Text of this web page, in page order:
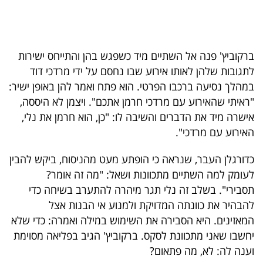
הכלכלי
פודקאסט
40
UNDER
40
שיתופי
פעולה
ברקוביץ' פנה אל השתיים מיד כשפגש בהן והתייחס ישירות
לתגובות שלהן לאותו אירוע שבו נחסם על ידי מרדכי דוד
במהלך נסיעה ברכבו הפרטי. הוא פתח ואמר להן באופן ישיר:
"ראיתי שהאירוע עם מרדכי חרמן אתכם". ויצמן לא היססה,
אישרה מיד את הדברים והשיבה לו: "כן, הוא חרמן את נלי,
האירוע עם מרדכי".
כדורגלן העבר, שנראה כי הופתע מעט מהניסוח, ביקש להבין
לעומק למה השתיים מתכוונות ושאל: "מה זה אומר?
תסבירי". בשלב זה נלי תגר מיהרה להתערב בשיחה כדי
להבהיר את כוונתה המדויקת ולמנוע אי הבנות אצל
המאזינים. היא הסבירה את השימוש במילה ואמרה: כדי שלא
יחשבו שאני מתכוונת לסקס. ברקוביץ' הגיב בפליאה מסוימת
וענה לה: לא, מה פתאום?